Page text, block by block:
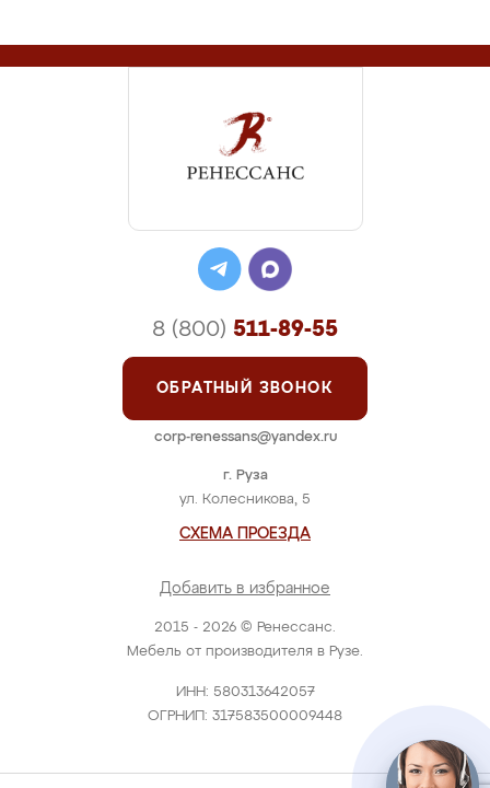
2015 - 2026 © Ренессанс.
Мебель от производителя в Рузе.
ИНН: 580313642057
ОГРНИП: 317583500009448
г. Руза
ул. Колесникова, 5
СХЕМА ПРОЕЗДА
Добавить в избранное
8 (800) 511-89-55
ОБРАТНЫЙ ЗВОНОК
corp-renessans@yandex.ru